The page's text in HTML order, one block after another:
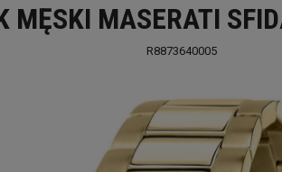
MĘSKI MASERATI
R8873640005